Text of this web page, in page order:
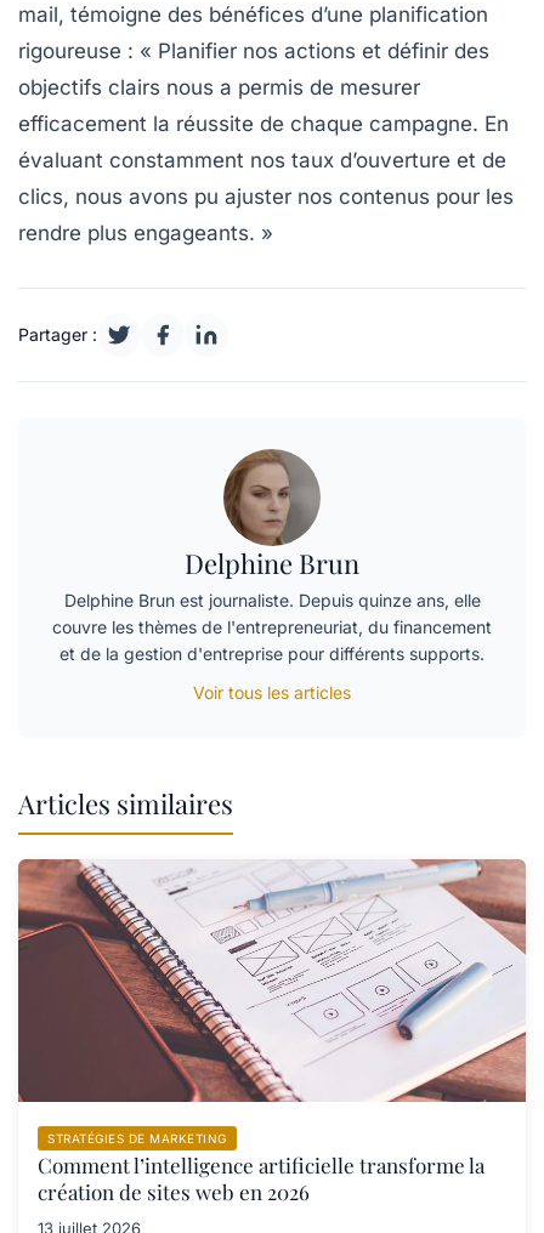
mail, témoigne des bénéfices d’une planification
rigoureuse : « Planifier nos actions et définir des
objectifs clairs nous a permis de mesurer
efficacement la réussite de chaque campagne. En
évaluant constamment nos taux d’ouverture et de
clics, nous avons pu ajuster nos contenus pour les
rendre plus engageants. »
Partager :
Delphine Brun
Delphine Brun est journaliste. Depuis quinze ans, elle
couvre les thèmes de l'entrepreneuriat, du financement
et de la gestion d'entreprise pour différents supports.
Voir tous les articles
Articles similaires
STRATÉGIES DE MARKETING
Comment l’intelligence artificielle transforme la
création de sites web en 2026
13 juillet 2026